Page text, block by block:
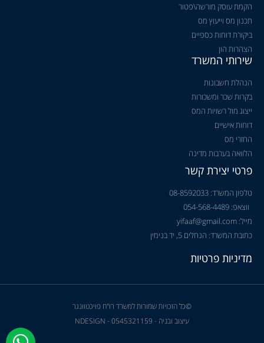
הקמת עוסק מורשה\פטור
תכנון מס וייעוץ מס
ביקורת דוחות כספיים
הצהרות הון
שירותי המשרד
הנהלת חשבונות
בקרות שכר ומשכורות
ייצוג מול רשויות המס
דוחות אישיים
החזרי מס
הלוואה בערבות מדינה
פרטי יצירת קשר
טלפון המשרד: 08-8592033
ווצאפ: 054-568-4489
מייל: yifaaf@gmail.com
כתובת המשרד: הנחלים 5, יד בנימין
מדיניות פרטיות
©כל הזכויות שמורות למשרד רו"ח פויכטוונגר
עיצוב ובניה - NDESIGN - 0545321159